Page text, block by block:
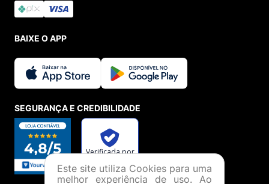
BAIXE O APP
SEGURANÇA E CREDIBILIDADE
Este site utiliza Cookies para uma
melhor experiência de uso. Ao